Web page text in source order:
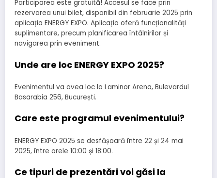
Participarea este gratuită! Accesul se face prin
rezervarea unui bilet, disponibil din februarie 2025 prin
aplicația ENERGY EXPO. Aplicația oferă funcționalități
suplimentare, precum planificarea întâlnirilor și
navigarea prin eveniment.
Unde are loc ENERGY EXPO 2025?
Evenimentul va avea loc la Laminor Arena, Bulevardul
Basarabia 256, București.
Care este programul evenimentului?
ENERGY EXPO 2025 se desfășoară între 22 și 24 mai
2025, între orele 10:00 și 18:00.
Ce tipuri de prezentări voi găsi la